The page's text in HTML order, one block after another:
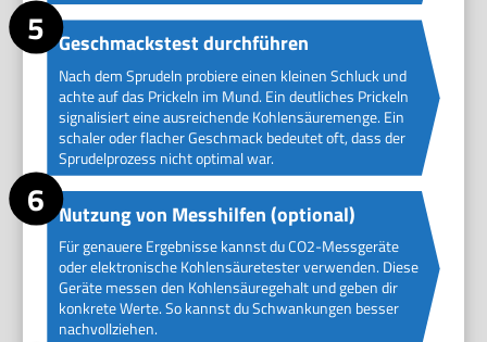
Geschmackstest durchführen
Nach dem Sprudeln probiere einen kleinen Schluck und
achte auf das Prickeln im Mund. Ein deutliches Prickeln
signalisiert eine ausreichende Kohlensäuremenge. Ein
schaler oder flacher Geschmack bedeutet oft, dass der
Sprudelprozess nicht optimal war.
Nutzung von Messhilfen (optional)
Für genauere Ergebnisse kannst du CO2-Messgeräte
oder elektronische Kohlensäuretester verwenden. Diese
Geräte messen den Kohlensäuregehalt und geben dir
konkrete Werte. So kannst du Schwankungen besser
nachvollziehen.